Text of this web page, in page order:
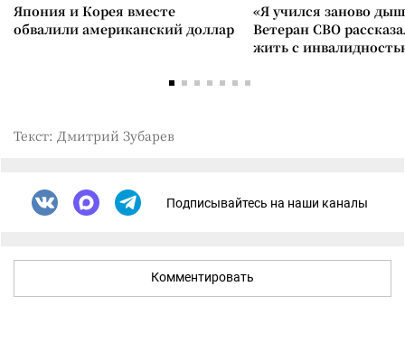
Япония и Корея вместе
обвалили американский доллар
«Я учился заново
Ветеран СВО
жить с
Текст: Дмитрий Зубарев
Подписывайтесь на наши каналы
Комментировать